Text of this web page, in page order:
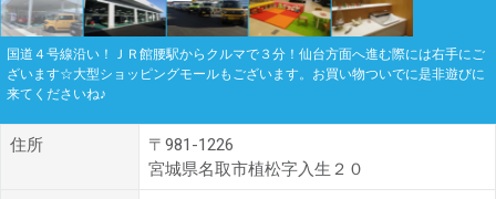
国道４号線沿い！ＪＲ館腰駅からクルマで３分！仙台方面へ進む際には右手にご
ざいます☆大型ショッピングモールもございます。お買い物ついでに是非遊びに
来てくださいね♪
住所
〒981-1226
宮城県名取市植松字入生２０